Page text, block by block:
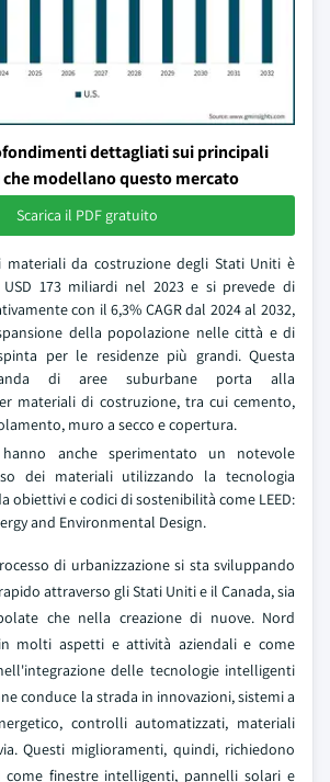
dettagliati sui principali
modellano questo mercato
Scarica il PDF gratuito
materiali da costruzione degli Stati Uniti è
173 miliardi nel 2023 e si prevede di
con il 6,3% CAGR dal 2024 al 2032,
della popolazione nelle città e di
per le residenze più grandi. Questa
di aree suburbane porta alla
materiali di costruzione, tra cui cemento,
muro a secco e copertura.
anche sperimentato un notevole
dei materiali utilizzando la tecnologia
obiettivi e codici di sostenibilità come LEED:
and Environmental Design.
di urbanizzazione si sta sviluppando
attraverso gli Stati Uniti e il Canada, sia
che nella creazione di nuove. Nord
molti aspetti e attività aziendali e come
delle tecnologie intelligenti
conduce la strada in innovazioni, sistemi a
controlli automatizzati, materiali
Questi miglioramenti, quindi, richiedono
come finestre intelligenti, pannelli solari e